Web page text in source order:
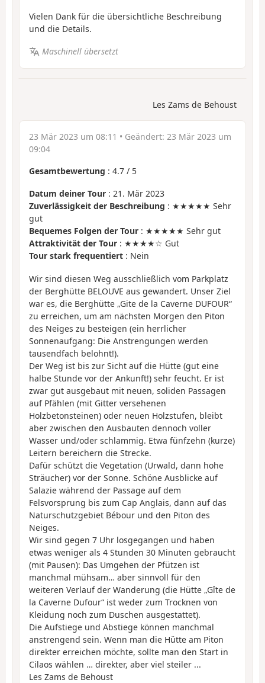
Vielen Dank für die übersichtliche Beschreibung
und die Details.
Maschinell übersetzt
Les Zams de Behoust
23 Mär 2023 um 08:11 • Geändert: 23 Mär 2023 um
09:04
Gesamtbewertung : 4.7 / 5
Datum deiner Tour : 21. Mär 2023
Zuverlässigkeit der Beschreibung : ★★★★★ Sehr
gut
Bequemes Folgen der Tour : ★★★★★ Sehr gut
Attraktivität der Tour : ★★★★☆ Gut
Tour stark frequentiert : Nein
Wir sind diesen Weg ausschließlich vom Parkplatz
der Berghütte BELOUVE aus gewandert. Unser Ziel
war es, die Berghütte „Gite de la Caverne DUFOUR“
zu erreichen, um am nächsten Morgen den Piton
des Neiges zu besteigen (ein herrlicher
Sonnenaufgang: Die Anstrengungen werden
tausendfach belohnt!).
Der Weg ist bis zur Sicht auf die Hütte (gut eine
halbe Stunde vor der Ankunft!) sehr feucht. Er ist
zwar gut ausgebaut mit neuen, soliden Passagen
auf Pfählen (mit Gitter versehenen
Holzbetonsteinen) oder neuen Holzstufen, bleibt
aber zwischen den Ausbauten dennoch voller
Wasser und/oder schlammig. Etwa fünfzehn (kurze)
Leitern bereichern die Strecke.
Dafür schützt die Vegetation (Urwald, dann hohe
Sträucher) vor der Sonne. Schöne Ausblicke auf
Salazie während der Passage auf dem
Felsvorsprung bis zum Cap Anglais, dann auf das
Naturschutzgebiet Bébour und den Piton des
Neiges.
Wir sind gegen 7 Uhr losgegangen und haben
etwas weniger als 4 Stunden 30 Minuten gebraucht
(mit Pausen): Das Umgehen der Pfützen ist
manchmal mühsam… aber sinnvoll für den
weiteren Verlauf der Wanderung (die Hütte „Gîte de
la Caverne Dufour“ ist weder zum Trocknen von
Kleidung noch zum Duschen ausgestattet).
Die Aufstiege und Abstiege können manchmal
anstrengend sein. Wenn man die Hütte am Piton
direkter erreichen möchte, sollte man den Start in
Cilaos wählen … direkter, aber viel steiler ...
Les Zams de Behoust